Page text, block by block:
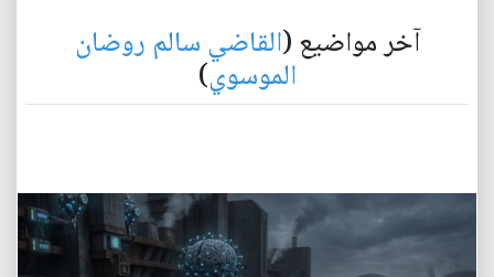
آخر مواضيع (القاضي سالم روضان
الموسوي)